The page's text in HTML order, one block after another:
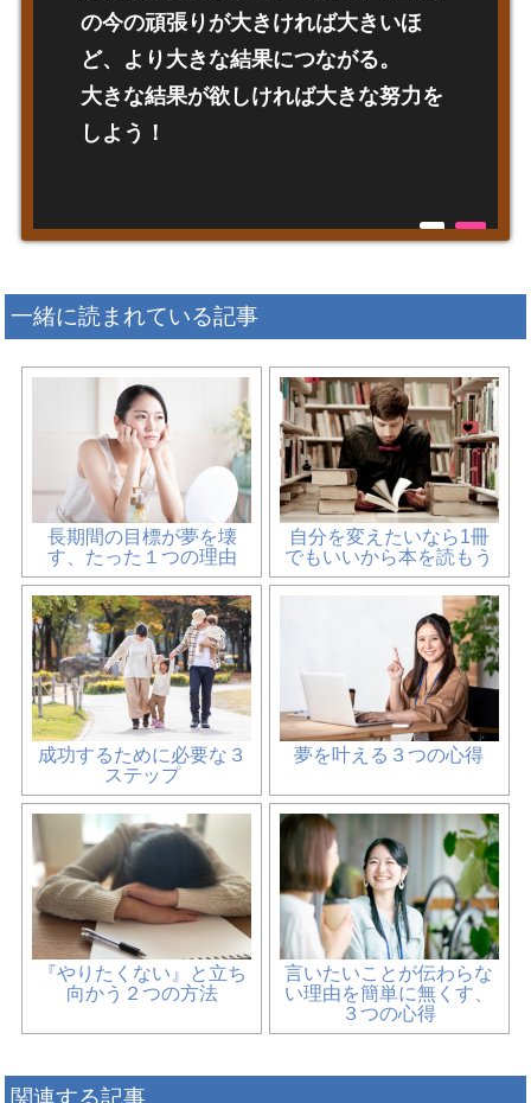
の今の頑張りが大きければ大きいほ
ど、より大きな結果につながる。
大きな結果が欲しければ大きな努力を
しよう！
一緒に読まれている記事
長期間の目標が夢を壊
す、たった１つの理由
自分を変えたいなら1冊
でもいいから本を読もう
成功するために必要な３
ステップ
夢を叶える３つの心得
『やりたくない』と立ち
向かう２つの方法
言いたいことが伝わらな
い理由を簡単に無くす、
３つの心得